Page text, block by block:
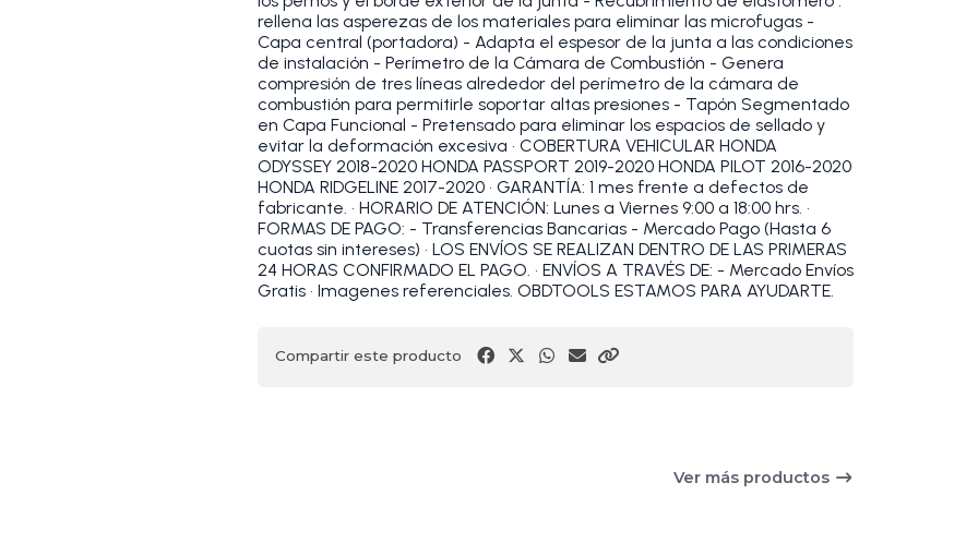
rellena las asperezas de los materiales para eliminar las microfugas -
Capa central (portadora) - Adapta el espesor de la junta a las condiciones
de instalación - Perímetro de la Cámara de Combustión - Genera
compresión de tres líneas alrededor del perímetro de la cámara de
combustión para permitirle soportar altas presiones - Tapón Segmentado
en Capa Funcional - Pretensado para eliminar los espacios de sellado y
evitar la deformación excesiva • COBERTURA VEHICULAR HONDA
ODYSSEY 2018-2020 HONDA PASSPORT 2019-2020 HONDA PILOT 2016-2020
HONDA RIDGELINE 2017-2020 • GARANTÍA: 1 mes frente a defectos de
fabricante. • HORARIO DE ATENCIÓN: Lunes a Viernes 9:00 a 18:00 hrs. •
FORMAS DE PAGO: - Transferencias Bancarias - Mercado Pago (Hasta 6
cuotas sin intereses) • LOS ENVÍOS SE REALIZAN DENTRO DE LAS PRIMERAS
24 HORAS CONFIRMADO EL PAGO. • ENVÍOS A TRAVÉS DE: - Mercado Envíos
Gratis • Imagenes referenciales. OBDTOOLS ESTAMOS PARA AYUDARTE.
Compartir este producto
Ver más productos